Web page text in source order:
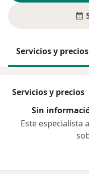
Servicios y precios
Servicios y precios
Sin
Este especialista